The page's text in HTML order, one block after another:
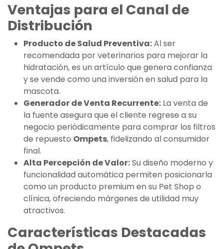
Ventajas para el Canal de
Distribución
Producto de Salud Preventiva:Al ser
recomendada por veterinarios para mejorar la
hidratación, es un artículo que genera confianza
y se vende como una inversión en salud para la
mascota.
Generador de Venta Recurrente: La venta de
la fuente asegura que el cliente regrese a su
negocio periódicamente para comprar los filtros
de repuesto Ompets, fidelizando al consumidor
final.
Alta Percepción de Valor:Su diseño moderno y
funcionalidad automática permiten posicionarla
como un producto premium en su Pet Shop o
clínica, ofreciendo márgenes de utilidad muy
atractivos.
Características Destacadas